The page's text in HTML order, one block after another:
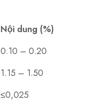
Nội dung (%)
0.10 – 0.20
1.15 – 1.50
≤0,025